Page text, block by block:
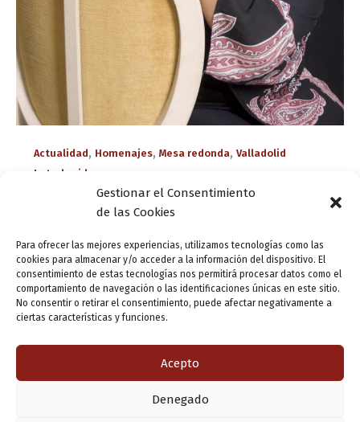
Gestionar el Consentimiento
de las Cookies
Para ofrecer las mejores experiencias, utilizamos tecnologías como las
cookies para almacenar y/o acceder a la información del dispositivo. El
consentimiento de estas tecnologías nos permitirá procesar datos como el
comportamiento de navegación o las identificaciones únicas en este sitio.
No consentir o retirar el consentimiento, puede afectar negativamente a
ciertas características y funciones.
Acepto
Denegado
Actualidad, Homenajes, Mesa redonda, Valladolid
Letraherido
La voz de los lectores y las lectoras de
Almudena Grandes, en la Casa Revilla
ensutinta/6 mayo, 2022
La Cátedra Miguel Delibes de la UVa y el programa
«Valladolid Letraherido» de la Fundación Municipal de
Cultura de Valladolid clausurarán las jornadas